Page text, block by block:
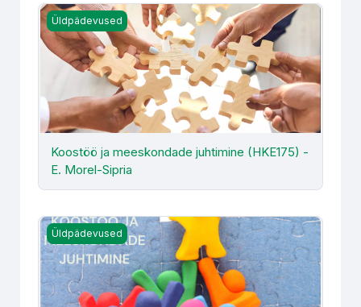
Koostöö ja meeskondade juhtimine (HKE175) - E. Morel-
Üldpädevused
Koostöö ja meeskondade juhtimine (HKE175) -
E. Morel-Sipria
Koostöö ja meeskondade juhtimine (HKE175) -
Üldpädevused